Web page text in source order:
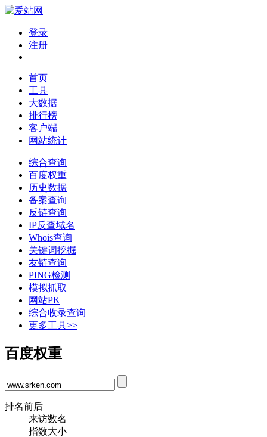
登录
注册
首页
工具
大数据
排行榜
客户端
网站统计
综合查询
百度权重
历史数据
备案查询
反链查询
IP反查域名
Whois查询
关键词挖掘
友链查询
PING检测
模拟抓取
网站PK
综合收录查询
更多工具>>
百度权重
排名前后
来访数名
指数大小